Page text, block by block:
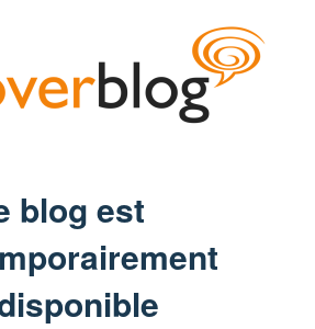
blog est